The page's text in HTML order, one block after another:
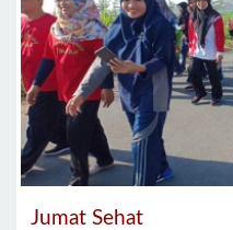
Jumat Sehat